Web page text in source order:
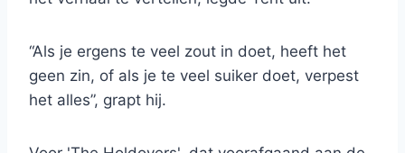
“Als je ergens te veel zout in doet, heeft het
geen zin, of als je te veel suiker doet, verpest
het alles”, grapt hij.